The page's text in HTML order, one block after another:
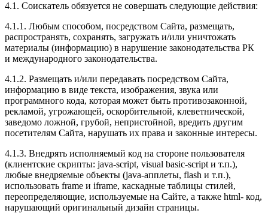
4.1. Соискатель обязуется не совершать следующие действия:
4.1.1. Любым способом, посредством Сайта, размещать,
распространять, сохранять, загружать и/или уничтожать
материалы (информацию) в нарушение законодательства РК
и международного законодательства.
4.1.2. Размещать и/или передавать посредством Сайта,
информацию в виде текста, изображения, звука или
программного кода, которая может быть противозаконной,
рекламой, угрожающей, оскорбительной, клеветнической,
заведомо ложной, грубой, непристойной, вредить другим
посетителям Сайта, нарушать их права и законные интересы.
4.1.3. Внедрять исполняемый код на стороне пользователя
(клиентские скрипты: java-script, visual basic-script и т.п.),
любые внедряемые объекты (java-апплеты, flash и т.п.),
использовать frame и iframe, каскадные таблицы стилей,
переопределяющие, используемые на Сайте, а также html- код,
нарушающий оригинальный дизайн страницы.